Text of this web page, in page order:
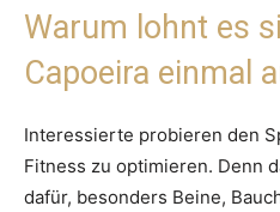
Warum lohnt es
Capoeira einmal
Interessierte probieren den
Fitness zu optimieren. Denn
dafür, besonders Beine,